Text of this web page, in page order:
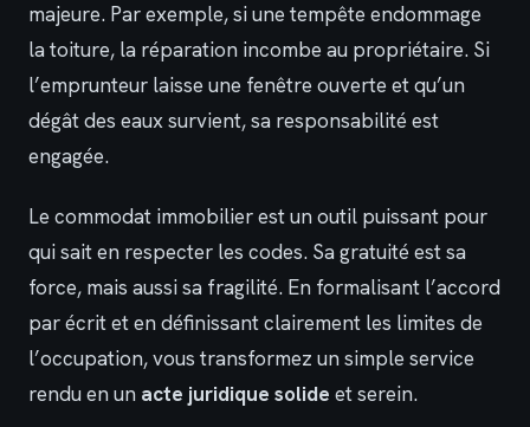
majeure. Par exemple, si une tempête endommage
la toiture, la réparation incombe au propriétaire. Si
l’emprunteur laisse une fenêtre ouverte et qu’un
dégât des eaux survient, sa responsabilité est
engagée.
Le commodat immobilier est un outil puissant pour
qui sait en respecter les codes. Sa gratuité est sa
force, mais aussi sa fragilité. En formalisant l’accord
par écrit et en définissant clairement les limites de
l’occupation, vous transformez un simple service
rendu en un acte juridique solide et serein.